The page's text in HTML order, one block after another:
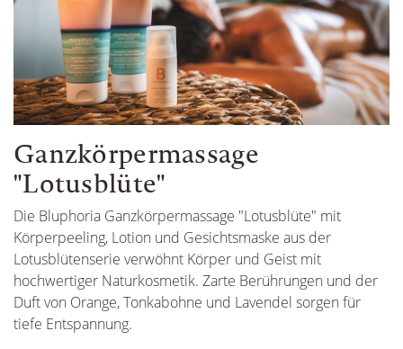
Ganzkörpermassage
"Lotusblüte"
Die Bluphoria Ganzkörpermassage "Lotusblüte" mit
Körperpeeling, Lotion und Gesichtsmaske aus der
Lotusblütenserie verwöhnt Körper und Geist mit
hochwertiger Naturkosmetik. Zarte Berührungen und der
Duft von Orange, Tonkabohne und Lavendel sorgen für
tiefe Entspannung.